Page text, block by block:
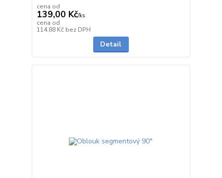
cena od
139,00 Kč/ks
cena od
114,88 Kč bez DPH
Detail